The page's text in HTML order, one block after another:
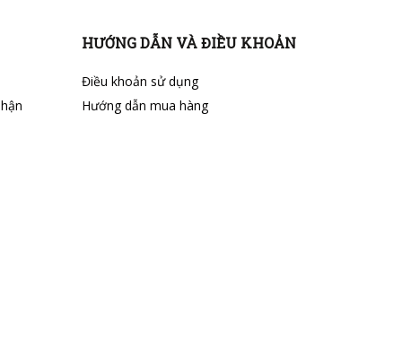
HƯỚNG DẪN VÀ ĐIỀU KHOẢN
Điều khoản sử dụng
Hướng dẫn mua hàng